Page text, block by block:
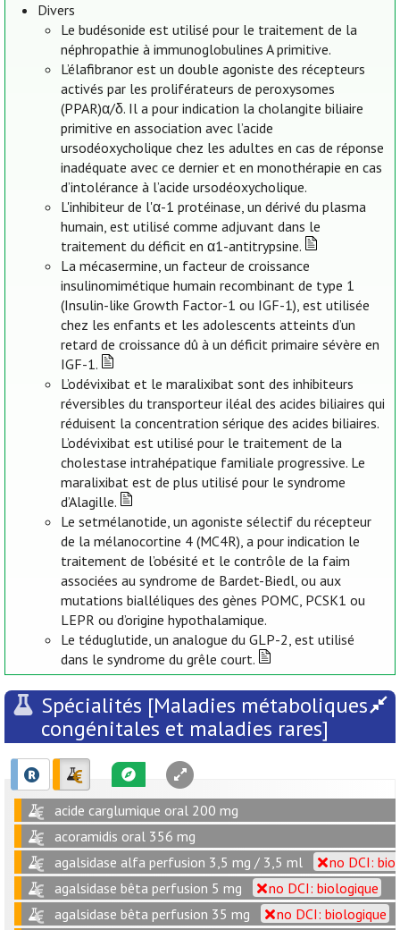
Divers
Le budésonide est utilisé pour le traitement de la
néphropathie à immunoglobulines A primitive.
L’élafibranor est un double agoniste des récepteurs
activés par les proliférateurs de peroxysomes
(PPAR)α/δ. Il a pour indication la cholangite biliaire
primitive en association avec l’acide
ursodéoxycholique chez les adultes en cas de réponse
inadéquate avec ce dernier et en monothérapie en cas
d’intolérance à l’acide ursodéoxycholique.
L'inhibiteur de l'α-1 protéinase, un dérivé du plasma
humain, est utilisé comme adjuvant dans le
traitement du déficit en α1-antitrypsine.
La mécasermine, un facteur de croissance
insulinomimétique humain recombinant de type 1
(Insulin-like Growth Factor-1 ou IGF-1), est utilisée
chez les enfants et les adolescents atteints d’un
retard de croissance dû à un déficit primaire sévère en
IGF-1.
L’odévixibat et le maralixibat sont des inhibiteurs
réversibles du transporteur iléal des acides biliaires qui
réduisent la concentration sérique des acides biliaires.
L’odévixibat est utilisé pour le traitement de la
cholestase intrahépatique familiale progressive. Le
maralixibat est de plus utilisé pour le syndrome
d’Alagille.
Le setmélanotide, un agoniste sélectif du récepteur
de la mélanocortine 4 (MC4R), a pour indication le
traitement de l’obésité et le contrôle de la faim
associées au syndrome de Bardet-Biedl, ou aux
mutations bialléliques des gènes POMC, PCSK1 ou
LEPR ou d’origine hypothalamique.
Le téduglutide, un analogue du GLP-2, est utilisé
dans le syndrome du grêle court.
Spécialités [Maladies métaboliques
congénitales et maladies rares]
acide carglumique oral 200 mg
acoramidis oral 356 mg
agalsidase alfa perfusion 3,5 mg / 3,5 ml
no DCI:
agalsidase bêta perfusion 5 mg
no DCI: biologique
agalsidase bêta perfusion 35 mg
no DCI: biologique